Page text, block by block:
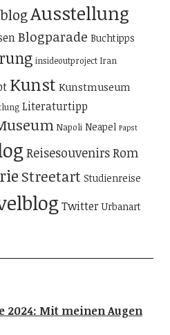
Ausstellung
Blogparade Buchtipps
insideoutproject Iran
Kunst Kunstmuseum
Literaturtipp
Napoli Neapel Papst
ReisesouvenirsRom
Streetart Studienreise
Twitter Urbanart
2024: Mit meinen Augen